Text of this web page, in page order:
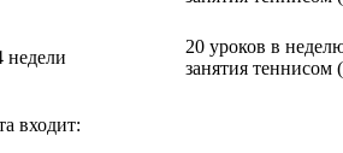
недели
20 уроков в
занятия теннисом
входит: